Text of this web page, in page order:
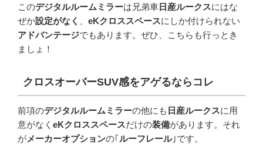
このデジタルルームミラーは兄弟車 日産ルークスにはな
ぜか設定がなく eKクロススペースにしか付けられない
アドバンテージでもあります。ぜひ、こちらも行っとき
ましょ！
クロスオーバーSUV感をアゲるならコレ
前項のデジタルルームミラーの他にも 日産ルークスに用
意がなく eKクロススペースだけの装備があります。それ
がメーカーオプションの｢ルーフレール｣です。